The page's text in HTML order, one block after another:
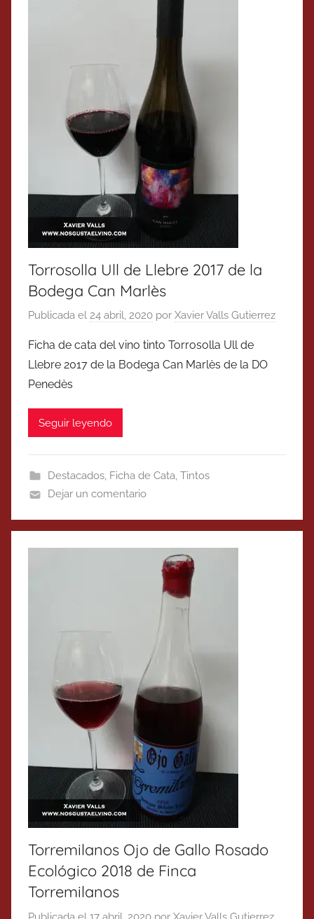
Torrosolla Ull de Llebre 2017 de la
Bodega Can Marlès
Publicada el 24 abril, 2020 por Xavier Valls Gutierrez
Ficha de cata del vino tinto Torrosolla Ull de
Llebre 2017 de la Bodega Can Marlès de la DO
Penedès
Seguir leyendo
Destacados, Ficha de Cata, Tintos
Dejar un comentario
Torremilanos Ojo de Gallo Rosado
Ecológico 2018 de Finca
Torremilanos